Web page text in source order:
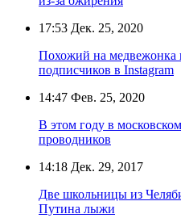
17:53 Дек. 25, 2020
Похожий на медвежонка
подписчиков в Instagram
14:47 Фев. 25, 2020
В этом году в
проводников
14:18 Дек. 29, 2017
Две школьницы из
Путина лыжи